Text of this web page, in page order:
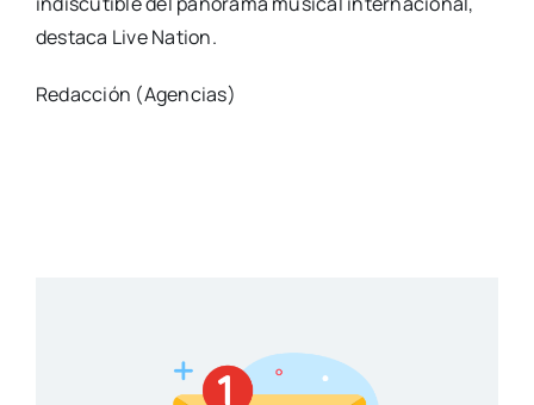
destaca Live Nation.
Redacción (Agencias)